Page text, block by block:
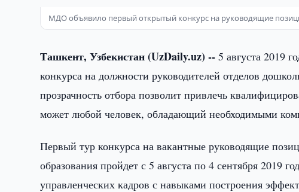
МДО объявило первый открытый конкурс на руководящие
Ташкент, Узбекистан (UzDaily.uz) --5 августа 2019
конкурса на должности руководителей отделов
прозрачность отбора позволит привлечь
может любой человек, обладающий необходимыми
Первый тур конкурса на вакантные руководящие
образования пройдет с 5 августа по 4 сентября 2019
управленческих кадров с навыками построения